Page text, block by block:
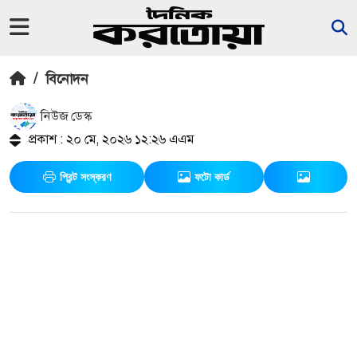
/ বিনোদন
নিউজ ডেস্ক
প্রকাশ : ২০ মে, ২০২৬ ১২:২৬ এএম
প্রিন্ট সংস্করণ ফটো কার্ড